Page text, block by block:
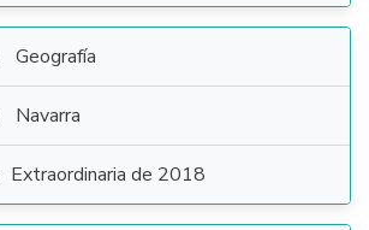
Geografía
Navarra
Extraordinaria de 2018